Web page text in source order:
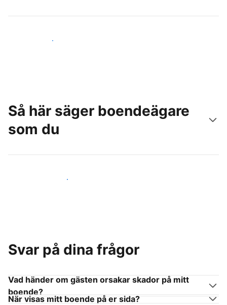
Nå nya gäster idag
Så här säger boendeägare
som du
Anslut dig till andra värdar
Svar på dina frågor
Vad händer om gästen orsakar skador på mitt
boende?
När visas mitt boende på er sida?